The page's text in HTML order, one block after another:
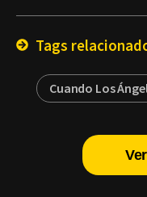
Tags
Cuando Los